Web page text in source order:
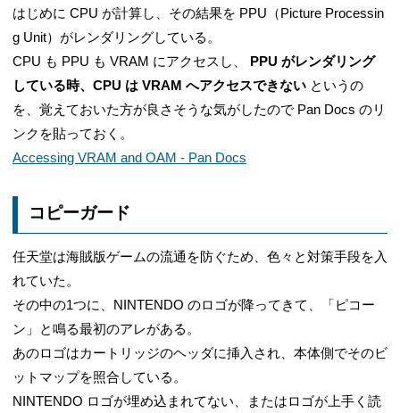
はじめに CPU が計算し、その結果を PPU（Picture Processin
g Unit）がレンダリングしている。
CPU も PPU も VRAM にアクセスし、 PPU がレンダリング
している時、CPU は VRAM へアクセスできない というの
を、覚えておいた方が良さそうな気がしたので Pan Docs のリ
ンクを貼っておく。
Accessing VRAM and OAM - Pan Docs
コピーガード
任天堂は海賊版ゲームの流通を防ぐため、色々と対策手段を入
れていた。
その中の1つに、NINTENDO のロゴが降ってきて、「ピコー
ン」と鳴る最初のアレがある。
あのロゴはカートリッジのヘッダに挿入され、本体側でそのビ
ットマップを照合している。
NINTENDO ロゴが埋め込まれてない、またはロゴが上手く読